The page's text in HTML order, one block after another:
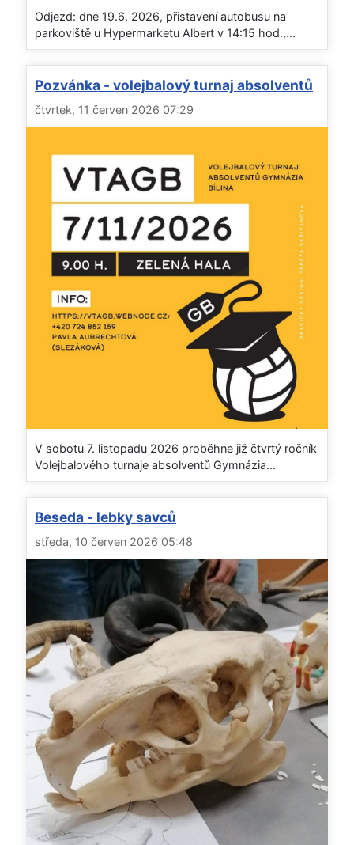
Odjezd: dne 19.6. 2026, přistavení autobusu na
parkoviště u Hypermarketu Albert v 14:15 hod.,...
Pozvánka - volejbalový turnaj absolventů
čtvrtek, 11 červen 2026 07:29
V sobotu 7. listopadu 2026 proběhne již čtvrtý ročník
Volejbalového turnaje absolventů Gymnázia...
Beseda - lebky savců
středa, 10 červen 2026 05:48